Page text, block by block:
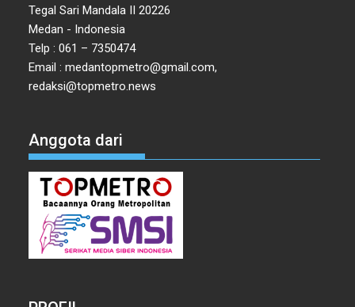
Tegal Sari Mandala II 20226
Medan - Indonesia
Telp : 061 – 7350474
Email : medantopmetro@gmail.com,
redaksi@topmetro.news
Anggota dari